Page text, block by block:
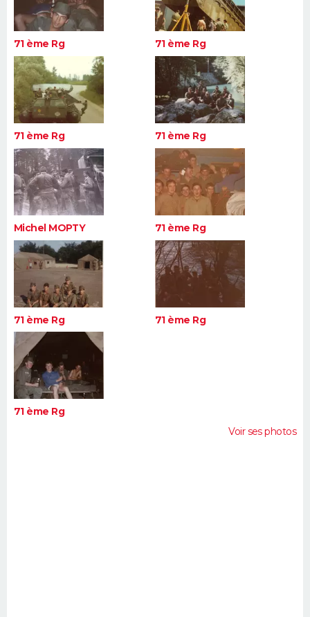
71 ème Rg 71 ème Rg
71 ème Rg 71 ème Rg
Michel MOPTY 71 ème Rg
71 ème Rg 71 ème Rg
71 ème Rg
Voir ses photos